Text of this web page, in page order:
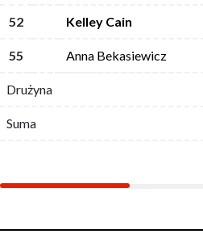
52 Kelley Cain
55 Anna Bekasiewicz
Drużyna
Suma
52 Kelley Cain
55 Anna Bekasiewicz
Drużyna
Suma